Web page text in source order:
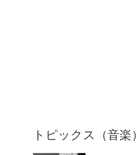
トピックス（音楽）